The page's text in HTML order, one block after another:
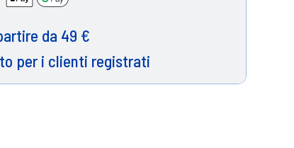
da 49 €
per i clienti registrati